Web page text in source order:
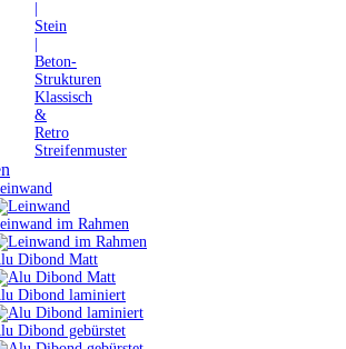
Stein
Beton-
Strukturen
Klassisch
&
Retro
Streifenmuster
im Rahmen
Dibond Matt
Dibond laminiert
Dibond gebürstet